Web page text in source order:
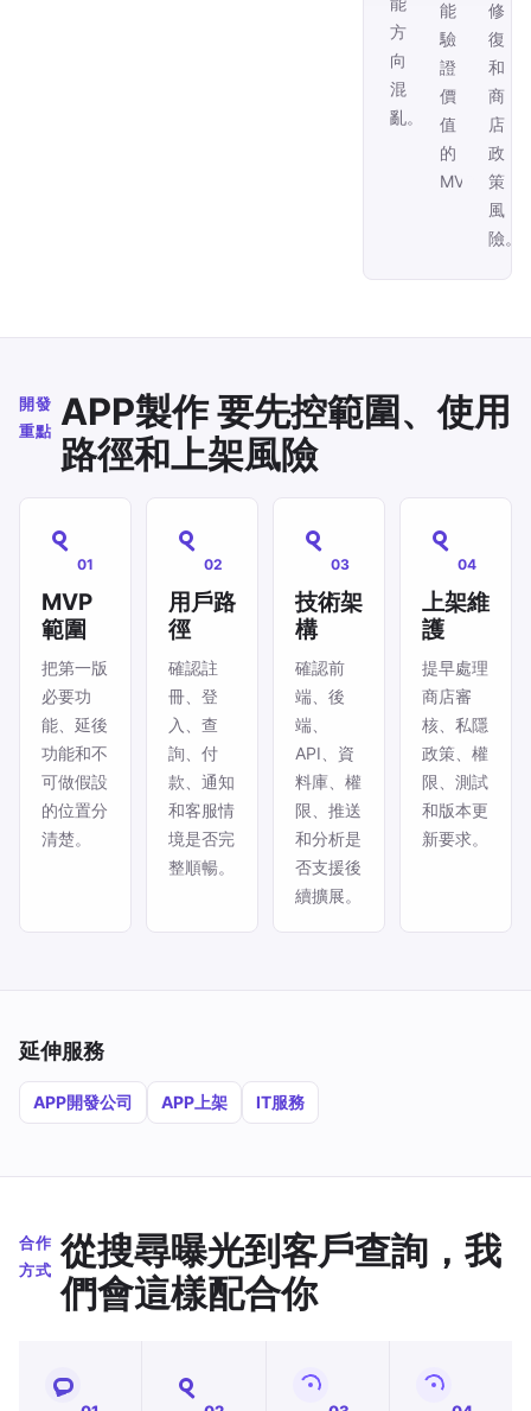
方
向
混
亂。
能
驗
證
價
值
的
MVP。
修
復
和
商
店
政
策
風
險。
開發
重點 APP製作 要先控範圍、使用
路徑和上架風險
01
MVP
範圍
把第一版
必要功
能、延後
功能和不
可做假設
的位置分
清楚。
02
用戶路
徑
確認註
冊、登
入、查
詢、付
款、通知
和客服情
境是否完
整順暢。
03
技術架
構
確認前
端、後
端、
API、資
料庫、權
限、推送
和分析是
否支援後
續擴展。
04
上架維
護
提早處理
商店審
核、私隱
政策、權
限、測試
和版本更
新要求。
延伸服務
APP開發公司 APP上架 IT服務
合作
方式 從搜尋曝光到客戶查詢，我
們會這樣配合你